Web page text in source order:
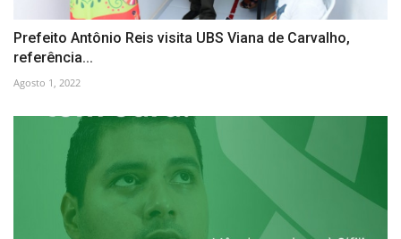
Prefeito Antônio Reis visita UBS Viana de Carvalho,
referência...
Agosto 1, 2022